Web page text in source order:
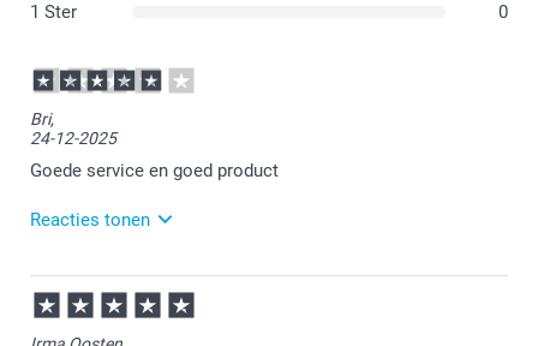
1 Ster
0
Bri,
24-12-2025
Goede service en goed product
Reacties tonen
29-12-2025
15:11
Veel plezier van de laptophoes.